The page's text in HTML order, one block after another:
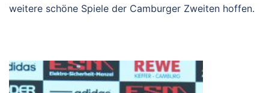
weitere schöne Spiele der Camburger Zweiten hoffen.